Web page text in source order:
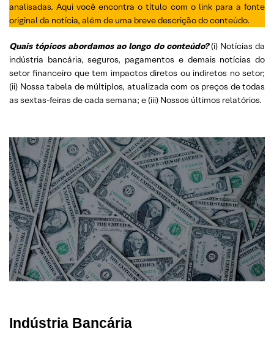
analisadas. Aqui você encontra o título com o link para a fonte
original da notícia, além de uma breve descrição do conteúdo.
Quais tópicos abordamos ao longo do conteúdo? (i) Notícias da
indústria bancária, seguros, pagamentos e demais notícias do
setor financeiro que tem impactos diretos ou indiretos no setor;
(ii) Nossa tabela de múltiplos, atualizada com os preços de todas
as sextas-feiras de cada semana; e (iii) Nossos últimos relatórios.
Indústria Bancária